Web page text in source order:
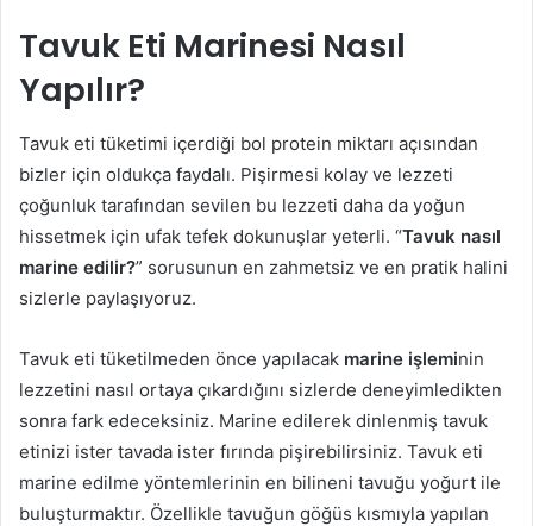
Tavuk Eti Marinesi Nasıl
Yapılır?
Tavuk eti tüketimi içerdiği bol protein miktarı açısından
bizler için oldukça faydalı. Pişirmesi kolay ve lezzeti
çoğunluk tarafından sevilen bu lezzeti daha da yoğun
hissetmek için ufak tefek dokunuşlar yeterli. “Tavuk nasıl
marine edilir?” sorusunun en zahmetsiz ve en pratik halini
sizlerle paylaşıyoruz.
Tavuk eti tüketilmeden önce yapılacak marine işleminin
lezzetini nasıl ortaya çıkardığını sizlerde deneyimledikten
sonra fark edeceksiniz. Marine edilerek dinlenmiş tavuk
etinizi ister tavada ister fırında pişirebilirsiniz. Tavuk eti
marine edilme yöntemlerinin en bilineni tavuğu yoğurt ile
buluşturmaktır. Özellikle tavuğun göğüs kısmıyla yapılan